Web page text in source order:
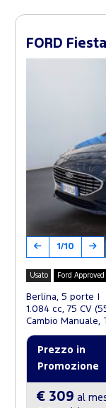
FORD
1/10
Usato Ford Approved
Berlina, 5 porte
1.084 cc, 75 CV
Cambio Manuale,
Prezzo in
Promozione
€ 309 al